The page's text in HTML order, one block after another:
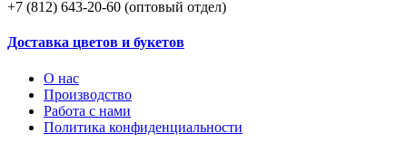
+7 (812) 643-20-60 (оптовый отдел)
Доставка цветов и букетов
О нас
Производство
Работа с нами
Политика конфиденциальности